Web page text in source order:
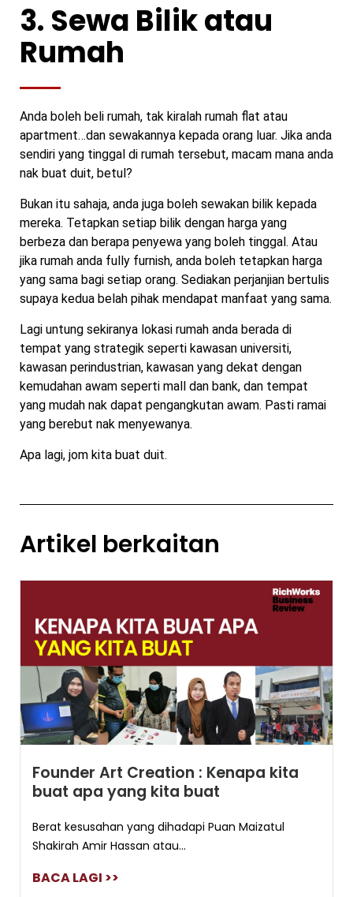
3. Sewa Bilik atau
Rumah
Anda boleh beli rumah, tak kiralah rumah flat atau
apartment…dan sewakannya kepada orang luar. Jika anda
sendiri yang tinggal di rumah tersebut, macam mana anda
nak buat duit, betul?
Bukan itu sahaja, anda juga boleh sewakan bilik kepada
mereka. Tetapkan setiap bilik dengan harga yang
berbeza dan berapa penyewa yang boleh tinggal. Atau
jika rumah anda fully furnish, anda boleh tetapkan harga
yang sama bagi setiap orang. Sediakan perjanjian bertulis
supaya kedua belah pihak mendapat manfaat yang sama.
Lagi untung sekiranya lokasi rumah anda berada di
tempat yang strategik seperti kawasan universiti,
kawasan perindustrian, kawasan yang dekat dengan
kemudahan awam seperti mall dan bank, dan tempat
yang mudah nak dapat pengangkutan awam. Pasti ramai
yang berebut nak menyewanya.
Apa lagi, jom kita buat duit.
Artikel berkaitan
Founder Art Creation : Kenapa kita
buat apa yang kita buat
Berat kesusahan yang dihadapi Puan Maizatul
Shakirah Amir Hassan atau...
BACA LAGI >>